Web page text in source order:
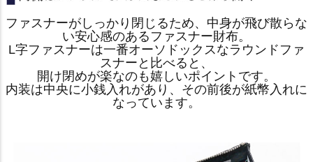
ファスナーがしっかり閉じるため、中身が飛び散らな
い安心感のあるファスナー財布。
L字ファスナーは一番オーソドックスなラウンドファ
スナーと比べると、
開け閉めが楽なのも嬉しいポイントです。
内装は中央に小銭入れがあり、その前後が紙幣入れに
なっています。